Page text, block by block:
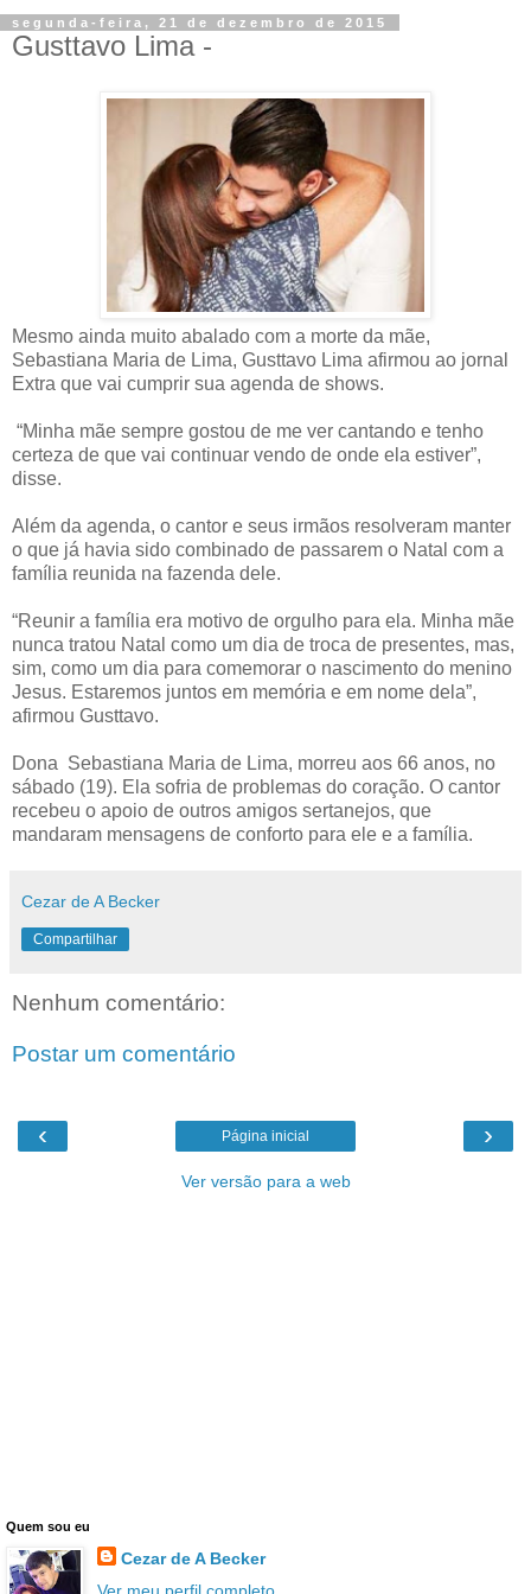
segunda-feira, 21 de dezembro de 2015
Gusttavo Lima -
Mesmo ainda muito abalado com a morte da mãe,
Sebastiana Maria de Lima, Gusttavo Lima afirmou ao jornal
Extra que vai cumprir sua agenda de shows.
“Minha mãe sempre gostou de me ver cantando e tenho
certeza de que vai continuar vendo de onde ela estiver”,
disse.
Além da agenda, o cantor e seus irmãos resolveram manter
o que já havia sido combinado de passarem o Natal com a
família reunida na fazenda dele.
“Reunir a família era motivo de orgulho para ela. Minha mãe
nunca tratou Natal como um dia de troca de presentes, mas,
sim, como um dia para comemorar o nascimento do menino
Jesus. Estaremos juntos em memória e em nome dela”,
afirmou Gusttavo.
Dona Sebastiana Maria de Lima, morreu aos 66 anos, no
sábado (19). Ela sofria de problemas do coração. O cantor
recebeu o apoio de outros amigos sertanejos, que
mandaram mensagens de conforto para ele e a família.
Cezar de A Becker
Compartilhar
Nenhum comentário:
Postar um comentário
‹ ›
Página inicial
Ver versão para a web
Quem sou eu
Cezar de A Becker